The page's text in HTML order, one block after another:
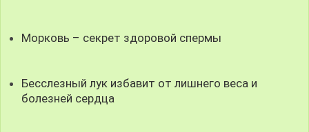
Морковь – секрет здоровой спермы
Бесслезный лук избавит от лишнего веса и
болезней сердца